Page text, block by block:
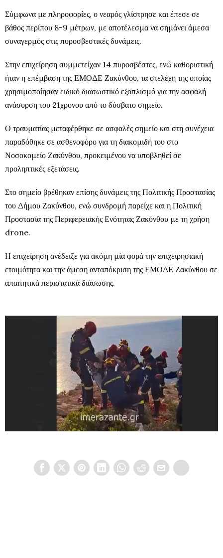
Σύμφωνα με πληροφορίες, ο νεαρός γλίστρησε και έπεσε σε
βάθος περίπου 8-9 μέτρων, με αποτέλεσμα να σημάνει άμεσα
συναγερμός στις πυροσβεστικές δυνάμεις.
Στην επιχείρηση συμμετείχαν 14 πυροσβέστες, ενώ καθοριστική
ήταν η επέμβαση της ΕΜΟΔΕ Ζακύνθου, τα στελέχη της οποίας
χρησιμοποίησαν ειδικό διασωστικό εξοπλισμό για την ασφαλή
ανάσυρση του 21χρονου από το δύσβατο σημείο.
Ο τραυματίας μεταφέρθηκε σε ασφαλές σημείο και στη συνέχεια
παραδόθηκε σε ασθενοφόρο για τη διακομιδή του στο
Νοσοκομείο Ζακύνθου, προκειμένου να υποβληθεί σε
προληπτικές εξετάσεις.
Στο σημείο βρέθηκαν επίσης δυνάμεις της Πολιτικής Προστασίας
του Δήμου Ζακύνθου, ενώ συνδρομή παρείχε και η Πολιτική
Προστασία της Περιφερειακής Ενότητας Ζακύνθου με τη χρήση
drone.
Η επιχείρηση ανέδειξε για ακόμη μία φορά την επιχειρησιακή
ετοιμότητα και την άμεση ανταπόκριση της ΕΜΟΔΕ Ζακύνθου σε
απαιτητικά περιστατικά διάσωσης.